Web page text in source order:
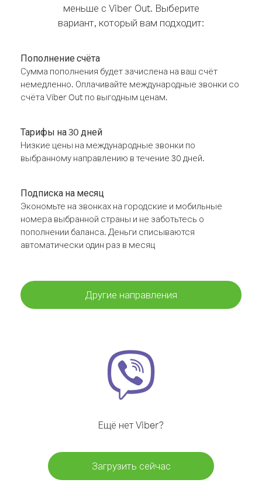
меньше с Viber Out. Выберите
вариант, который вам подходит:
Пополнение счёта
Сумма пополнения будет зачислена на ваш счёт
немедленно. Оплачивайте международные звонки со
счёта Viber Out по выгодным ценам.
Тарифы на 30 дней
Низкие цены на международные звонки по
выбранному направлению в течение 30 дней.
Подписка на месяц
Экономьте на звонках на городские и мобильные
номера выбранной страны и не заботьтесь о
пополнении баланса. Деньги списываются
автоматически один раз в месяц
Другие направления
Ещё нет Viber?
Загрузить сейчас